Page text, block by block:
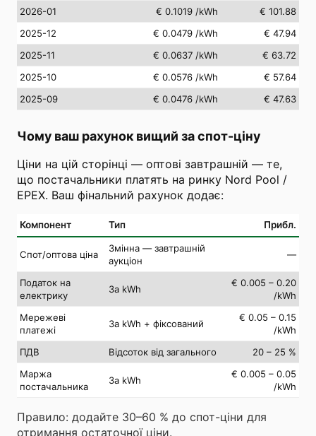
2026-01
€ 0.1019 /kWh
€ 101.88
2025-12
€ 0.0479 /kWh
€ 47.94
2025-11
€ 0.0637 /kWh
€ 63.72
2025-10
€ 0.0576 /kWh
€ 57.64
2025-09
€ 0.0476 /kWh € 47.63
Чому ваш рахунок вищий за спот-ціну
Ціни на цій сторінці — оптові завтрашній — те,
що постачальники платять на ринку Nord Pool /
EPEX. Ваш фінальний рахунок додає:
Компонент Тип Прибл.
Спот/оптова ціна
Змінна — завтрашній
аукціон
—
Податок на
електрику
За kWh
€ 0.005 – 0.20
/kWh
Мережеві
платежі
За kWh + фіксований
€ 0.05 – 0.15
/kWh
ПДВ
Відсоток від загального
20 – 25 %
Маржа
постачальника
За kWh
€ 0.005 – 0.05
/kWh
Правило: додайте 30–60 % до спот-ціни для
отримання остаточної ціни.